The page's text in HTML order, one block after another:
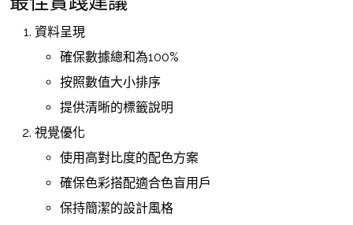
資料呈現
確保數據總和為100%
按照數值大小排序
提供清晰的標籤說明
視覺優化
使用高對比度的配色方案
確保色彩搭配適合色盲用戶
保持簡潔的設計風格